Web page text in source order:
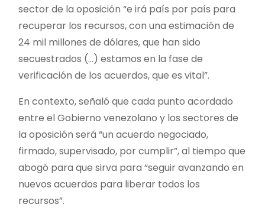
sector de la oposición “e irá país por país para
recuperar los recursos, con una estimación de
24 mil millones de dólares, que han sido
secuestrados (…) estamos en la fase de
verificación de los acuerdos, que es vital”.
En contexto, señaló que cada punto acordado
entre el Gobierno venezolano y los sectores de
la oposición será “un acuerdo negociado,
firmado, supervisado, por cumplir”, al tiempo que
abogó para que sirva para “seguir avanzando en
nuevos acuerdos para liberar todos los
recursos”.